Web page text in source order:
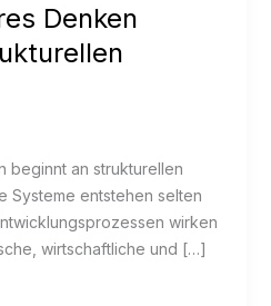
Denken
beginnt an strukturellen
Systeme entstehen selten
wirken
wirtschaftliche und […]